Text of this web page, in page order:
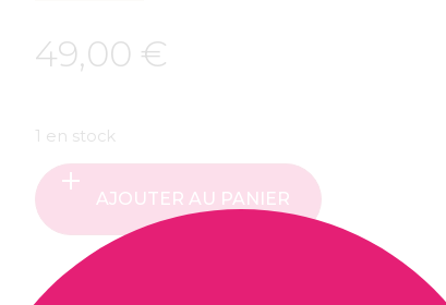
49,00 €
1 en stock
AJOUTER AU PANIER